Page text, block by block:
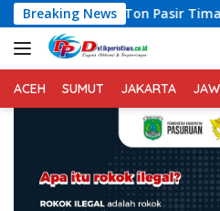
Langsung
ke
konten
Breaking News
Pasir Timah Ilegal Di Belitung*
ACEH SUMUT JAKARTA